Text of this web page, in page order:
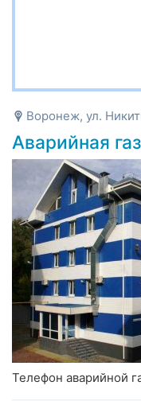
Воронеж, ул.
Аварийная
Телефон аварийной